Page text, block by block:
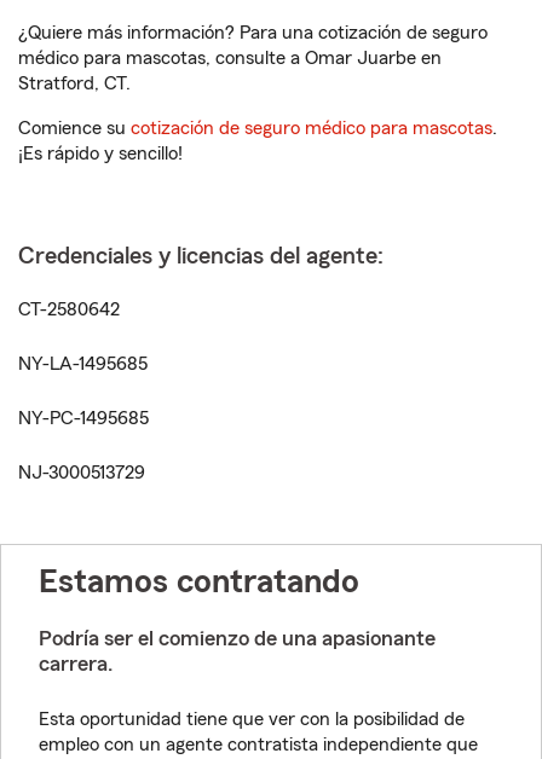
¿Quiere más información? Para una cotización de seguro
médico para mascotas, consulte a Omar Juarbe en
Stratford, CT.
Comience su cotización de seguro médico para mascotas.
¡Es rápido y sencillo!
Credenciales y licencias del agente:
CT-2580642
NY-LA-1495685
NY-PC-1495685
NJ-3000513729
Estamos contratando
Podría ser el comienzo de una apasionante
carrera.
Esta oportunidad tiene que ver con la posibilidad de
empleo con un agente contratista independiente que